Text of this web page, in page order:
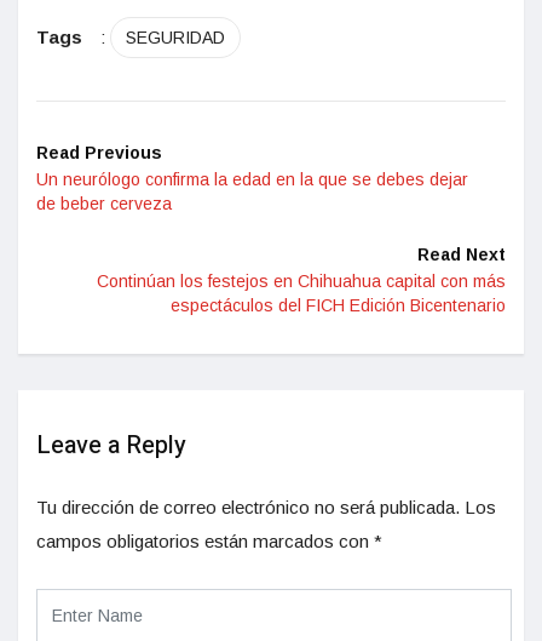
Tags : SEGURIDAD
Read Previous
Un neurólogo confirma la edad en la que se debes dejar
de beber cerveza
Read Next
Continúan los festejos en Chihuahua capital con más
espectáculos del FICH Edición Bicentenario
Leave a Reply
Tu dirección de correo electrónico no será publicada. Los
campos obligatorios están marcados con *